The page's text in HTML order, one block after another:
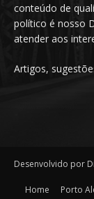
conteúdo de
político é nosso
atender aos
Artigos,
Desenvolvido por
Home Porto